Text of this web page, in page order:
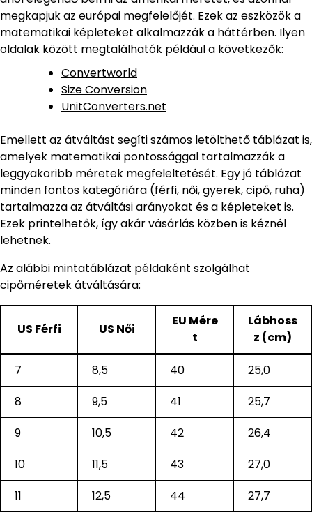
megkapjuk az európai megfelelőjét. Ezek az eszközök a
matematikai képleteket alkalmazzák a háttérben. Ilyen
oldalak között megtalálhatók például a következők:
Convertworld
Size Conversion
UnitConverters.net
Emellett az átváltást segíti számos letölthető táblázat is,
amelyek matematikai pontossággal tartalmazzák a
leggyakoribb méretek megfeleltetését. Egy jó táblázat
minden fontos kategóriára (férfi, női, gyerek, cipő, ruha)
tartalmazza az átváltási arányokat és a képleteket is.
Ezek printelhetők, így akár vásárlás közben is kéznél
lehetnek.
Az alábbi mintatáblázat példaként szolgálhat
cipőméretek átváltására:
US Férfi US Női
EU Mére
t
Lábhoss
z (cm)
7 8,5 40
25,0
8
9,5 41
25,7
9
10,5 42
26,4
10
11,5 43
27,0
11
12,5 44 27,7